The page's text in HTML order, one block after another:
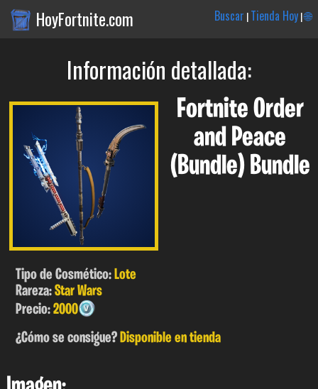
HoyFortnite.com Buscar |Tienda Hoy|🌐
Información detallada:
Fortnite Order
and Peace
(Bundle) Bundle
Tipo de Cosmético:Lote
Rareza:Star Wars
Precio:2000
¿Cómo se consigue?Disponible en tienda